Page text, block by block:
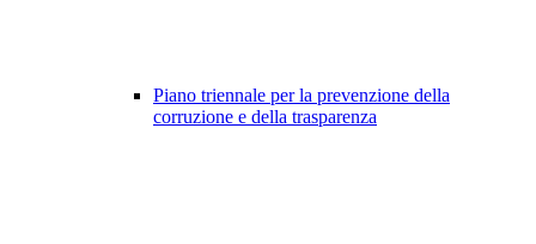
Piano triennale per la prevenzione della
corruzione e della trasparenza